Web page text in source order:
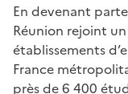
En devenant
Réunion rejoint
établissements
France
près de 6 400